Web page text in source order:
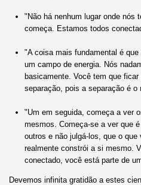
"Não há nenhum lugar onde nós
começa. Estamos todos
"A coisa mais fundamental é
um campo de energia. Nós
basicamente. Você tem que
separação, pois a separação é o
"Um em seguida, começa a ver
mesmos. Começa-se a ver que
outros e não julgá-los, que o
realmente constrói a si mesmo.
conectado, você está parte de
Devemos infinita gratidão a estes